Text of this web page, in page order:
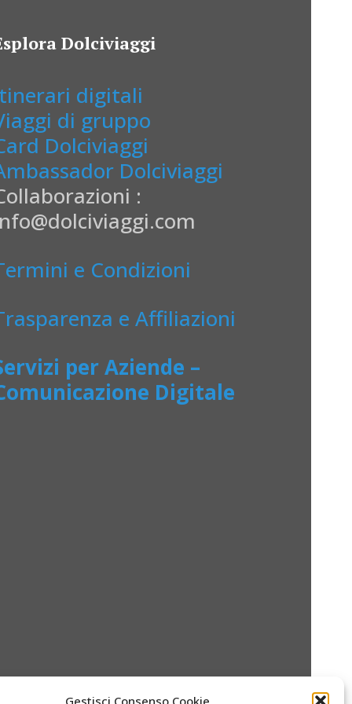
Gestisci Consenso Cookie
Dolciviaggi
digitali
di gruppo
Dolciviaggi
Dolciviaggi
:
e Condizioni
e Affiliazioni
per Aziende –
Digitale